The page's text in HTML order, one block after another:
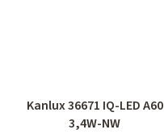
Kanlux 36671 IQ-LED A60
3,4W-NW